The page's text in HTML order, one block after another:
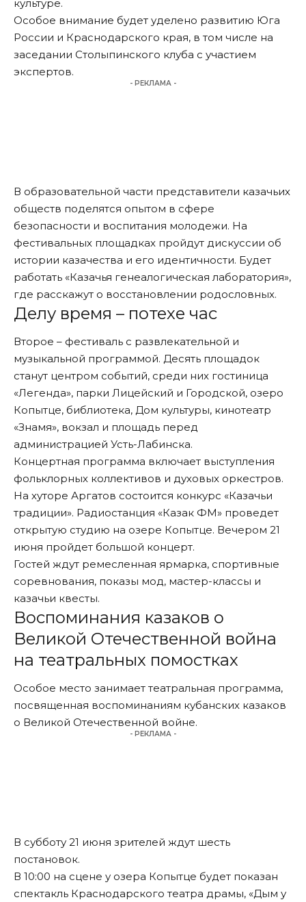
культуре.
Особое внимание будет уделено развитию Юга
России и Краснодарского края, в том числе на
заседании Столыпинского клуба с участием
экспертов.
- РЕКЛАМА -
В образовательной части представители казачьих
обществ поделятся опытом в сфере
безопасности и воспитания молодежи. На
фестивальных площадках пройдут дискуссии об
истории казачества и его идентичности. Будет
работать «Казачья генеалогическая лаборатория»,
где расскажут о восстановлении родословных.
Делу время – потехе час
Второе – фестиваль с развлекательной и
музыкальной программой. Десять площадок
станут центром событий, среди них гостиница
«Легенда», парки Лицейский и Городской, озеро
Копытце, библиотека, Дом культуры, кинотеатр
«Знамя», вокзал и площадь перед
администрацией Усть-Лабинска.
Концертная программа включает выступления
фольклорных коллективов и духовых оркестров.
На хуторе Аргатов состоится конкурс «Казачьи
традиции». Радиостанция «Казак ФМ» проведет
открытую студию на озере Копытце. Вечером 21
июня пройдет большой концерт.
Гостей ждут ремесленная ярмарка, спортивные
соревнования, показы мод, мастер-классы и
казачьи квесты.
Воспоминания казаков о
Великой Отечественной война
на театральных помостках
Особое место занимает театральная программа,
посвященная воспоминаниям кубанских казаков
о Великой Отечественной войне.
- РЕКЛАМА -
В субботу 21 июня зрителей ждут шесть
постановок.
В 10:00 на сцене у озера Копытце будет показан
спектакль Краснодарского театра драмы, «Дым у